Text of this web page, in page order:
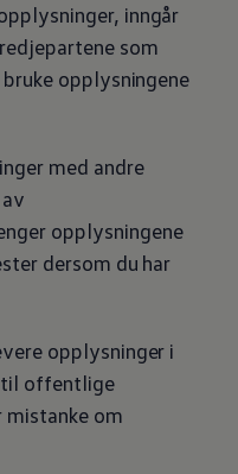
inngår
som
opplysningene
med andre
opplysningene
dersom du har
opplysninger i
offentlige
om